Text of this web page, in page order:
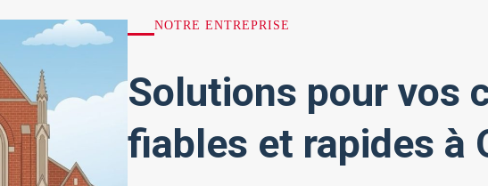
NOTRE ENTREPRISE
Solutions pour vos
fiables et rapides à